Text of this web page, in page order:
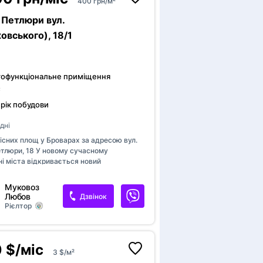
вул.
18/1
приміщення
побудови
площ у Броварах за адресою вул.
18 У новому сучасному
міста відкривається новий
м.кв. Пропозиції: - Офісні приміщення
м.кв. (3-5 поверхи, всі з мокрими
- Новий, сучасний комплекс у
районі. - Великий вибір площ та
будь‑який бізнес. - Зручне
адаптації приміщень під ваші потреби.
від 400 грн м.кв., та додатково
Муковоз
Любов
Рієлтор
Дзвінок
$/міс 3 $/м²